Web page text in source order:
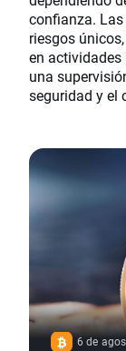
confianza.
riesgos
en actividades
una
seguridad y el
6 de